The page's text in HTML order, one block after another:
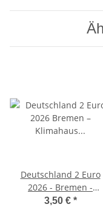
Deutschland 2 Euro
2026 - Bremen -
Klimahaus3,50 € *